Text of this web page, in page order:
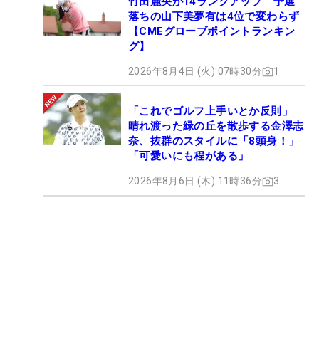
落ちの山下美夢有は4位で変わらず
【CMEグローブポイントランキン
グ】
2026年8月4日 (火) 07時30分 1
「これでゴルフ上手いとか反則」
晴れ渡った緑の丘を散歩する金澤志
奈、抜群のスタイルに「8頭身！」
「可愛いにも程がある」
2026年8月6日 (木) 11時36分 3